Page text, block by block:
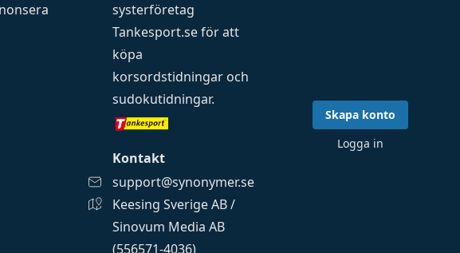
systerföretag
Tankesport.seför att
köpa
korsordstidningar och
sudokutidningar.
Kontakt
support@synonymer.se
Keesing Sverige AB /
Sinovum Media AB
(556571-4036)
Skapa konto
Logga in